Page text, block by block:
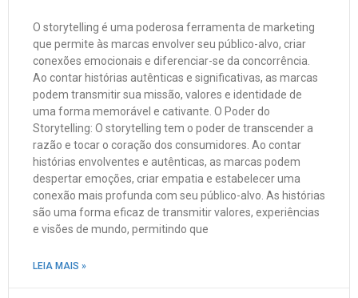
O storytelling é uma poderosa ferramenta de marketing
que permite às marcas envolver seu público-alvo, criar
conexões emocionais e diferenciar-se da concorrência.
Ao contar histórias autênticas e significativas, as marcas
podem transmitir sua missão, valores e identidade de
uma forma memorável e cativante. O Poder do
Storytelling: O storytelling tem o poder de transcender a
razão e tocar o coração dos consumidores. Ao contar
histórias envolventes e autênticas, as marcas podem
despertar emoções, criar empatia e estabelecer uma
conexão mais profunda com seu público-alvo. As histórias
são uma forma eficaz de transmitir valores, experiências
e visões de mundo, permitindo que
LEIA MAIS »